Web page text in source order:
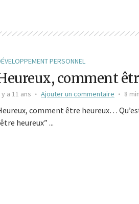
PERSONNEL
comment
y a 11 ans Ajouter un commentaire 8
comment être heureux…
heureux” ...